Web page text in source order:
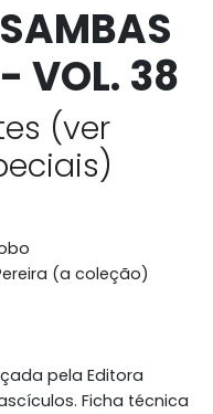
VOL. 38
(ver
(a coleção)
pela Editora
Ficha técnica